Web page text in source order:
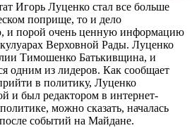
Игорь Луценко стал все больше
поприще, то и дело
и порой очень ценную информацию
Верховной Рады. Луценко
Тимошенко Батькивщина, и
одним из лидеров. Как сообщает
в политику, Луценко
и был редактором в интернет-
можно сказать, началась
событий на Майдане.